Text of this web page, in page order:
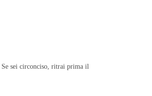
sei circonciso, ritrai prima il